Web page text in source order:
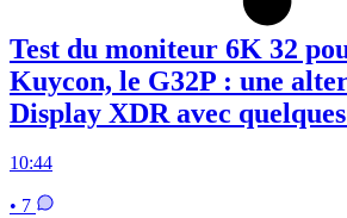
Test du moniteur 6K 32
Kuycon, le G32P : une
Display XDR avec
10:44
• 7